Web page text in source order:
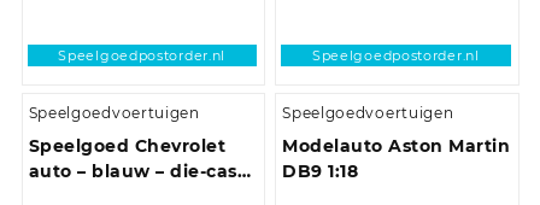
Speelgoedpostorder.nl Speelgoedpostorder.nl
Speelgoedvoertuigen
Speelgoed Chevrolet
auto – blauw – die-cast
Speelgoedvoertuigen
Modelauto Aston Martin
DB9 1:18